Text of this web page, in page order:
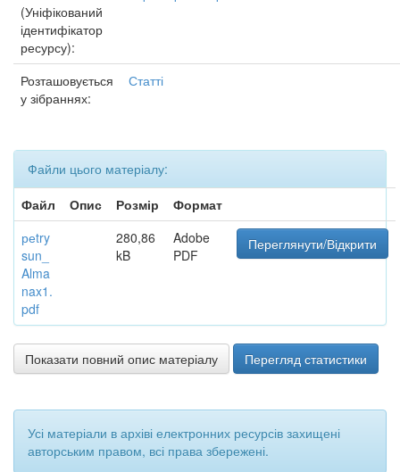
(Уніфікований
ідентифікатор
ресурсу):
Розташовується
у зібраннях:
Статті
Файли цього матеріалу:
Файл
Опис Розмір
Формат
реtry
sun_
Alma
nax1.
pdf
280,86
kB
Adobe
PDF
Переглянути/Відкрити
Показати повний опис матеріалу Перегляд статистики
Усі матеріали в архіві електронних ресурсів захищені
авторським правом, всі права збережені.